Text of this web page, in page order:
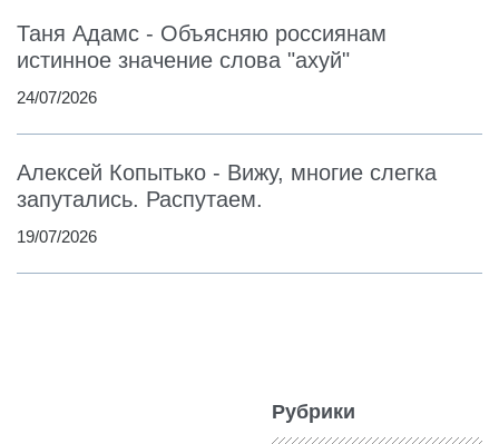
Таня Адамс - Объясняю россиянам
истинное значение слова "ахуй"
24/07/2026
Алексей Копытько - Вижу, многие слегка
запутались. Распутаем.
19/07/2026
Рубрики